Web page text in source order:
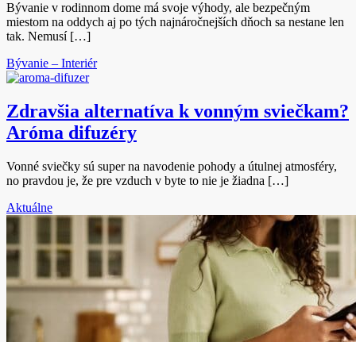
Bývanie v rodinnom dome má svoje výhody, ale bezpečným
miestom na oddych aj po tých najnáročnejších dňoch sa nestane len
tak. Nemusí […]
Bývanie – Interiér
Zdravšia alternatíva k vonným sviečkam?
Aróma difuzéry
Vonné sviečky sú super na navodenie pohody a útulnej atmosféry,
no pravdou je, že pre vzduch v byte to nie je žiadna […]
Aktuálne